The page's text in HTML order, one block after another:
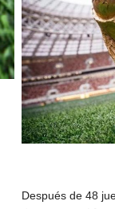
Después de 48